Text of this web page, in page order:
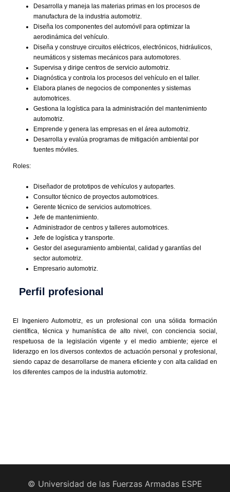
Desarrolla y maneja las materias primas en los procesos de
manufactura de la industria automotriz.
Diseña los componentes del automóvil para optimizar la
aerodinámica del vehículo.
Diseña y construye circuitos eléctricos, electrónicos, hidráulicos,
neumáticos y sistemas mecánicos para automotores.
Supervisa y dirige centros de servicio automotriz.
Diagnóstica y controla los procesos del vehículo en el taller.
Elabora planes de negocios de componentes y sistemas
automotrices.
Gestiona la logística para la administración del mantenimiento
automotriz.
Emprende y genera las empresas en el área automotriz.
Desarrolla y evalúa programas de mitigación ambiental por
fuentes móviles.
Roles:
Diseñador de prototipos de vehículos y autopartes.
Consultor técnico de proyectos automotrices.
Gerente técnico de servicios automotrices.
Jefe de mantenimiento.
Administrador de centros y talleres automotrices.
Jefe de logística y transporte.
Gestor del aseguramiento ambiental, calidad y garantías del
sector automotriz.
Empresario automotriz.
Perfil profesional
El Ingeniero Automotriz, es un profesional con una sólida formación
científica, técnica y humanística de alto nivel, con conciencia social,
respetuosa de la legislación vigente y el medio ambiente; ejerce el
liderazgo en los diversos contextos de actuación personal y profesional,
siendo capaz de desarrollarse de manera eficiente y con alta calidad en
los diferentes campos de la industria automotriz.
© Universidad de las Fuerzas Armadas ESPE